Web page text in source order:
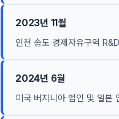
2023년 11월
인천 송도 경제자유구역
2024년 6월
미국 버지니아 법인 및 일본